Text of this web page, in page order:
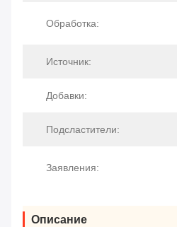
Обработка:
Источник:
Добавки:
Подсластители:
Заявления:
Описание